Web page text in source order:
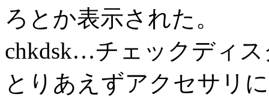
ろとか表示された。
chkdsk…チェックディ
とりあえずアクセサリ